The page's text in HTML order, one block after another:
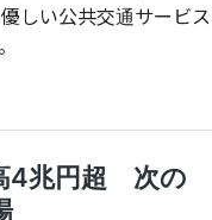
しい公共交通サービス